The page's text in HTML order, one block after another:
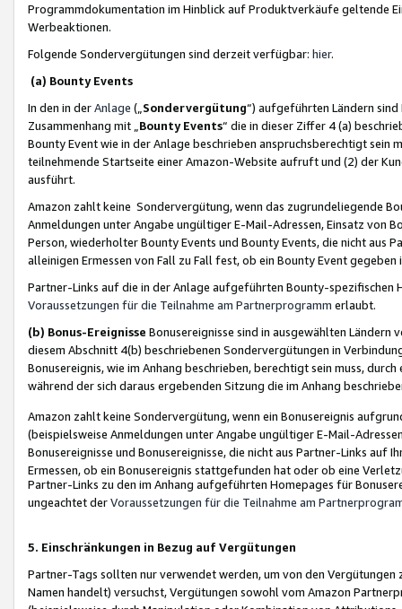
Programmdokumentation im Hinblick auf Produktverkäufe geltende
Werbeaktionen.
Folgende Sondervergütungen sind derzeit verfügbar: hier.
(a) Bounty Events
In den in derAnlage („ Sondervergütung“) aufgeführten Ländern
Zusammenhang mit „ Bounty Events“ die in dieser Ziffer 4 (a)
Bounty Event wie in der Anlage beschrieben anspruchsberechtigt sein
teilnehmende Startseite einer Amazon-Website aufruft und (2) der
ausführt.
Amazon zahlt keine Sondervergütung, wenn das zugrundeliegende
Anmeldungen unter Angabe ungültiger E-Mail-Adressen, Einsatz von
Person, wiederholter Bounty Events und Bounty Events, die nicht
alleinigen Ermessen von Fall zu Fall fest, ob ein Bounty Event
Partner-Links auf die in der Anlage aufgeführten Bounty-spezifischen
Voraussetzungen für die Teilnahme am Partnerprogramm erlaubt.
(b) Bonus-Ereignisse Bonusereignisse sind in ausgewählten Ländern
diesem Abschnitt 4(b) beschriebenen Sondervergütungen in
Bonusereignis, wie im Anhang beschrieben, berechtigt sein muss,
während der sich daraus ergebenden Sitzung die im Anhang
Amazon zahlt keine Sondervergütung, wenn ein Bonusereignis
(beispielsweise Anmeldungen unter Angabe ungültiger E-Mail-
Bonusereignisse und Bonusereignisse, die nicht aus Partner-Links auf
Ermessen, ob ein Bonusereignis stattgefunden hat oder ob eine
Partner-Links zu den im Anhang aufgeführten Homepages für
ungeachtet derVoraussetzungen für die Teilnahme am
5. Einschränkungen in Bezug auf Vergütungen
Partner-Tags sollten nur verwendet werden, um von den
Namen handelt) versuchst, Vergütungen sowohl vom Amazon